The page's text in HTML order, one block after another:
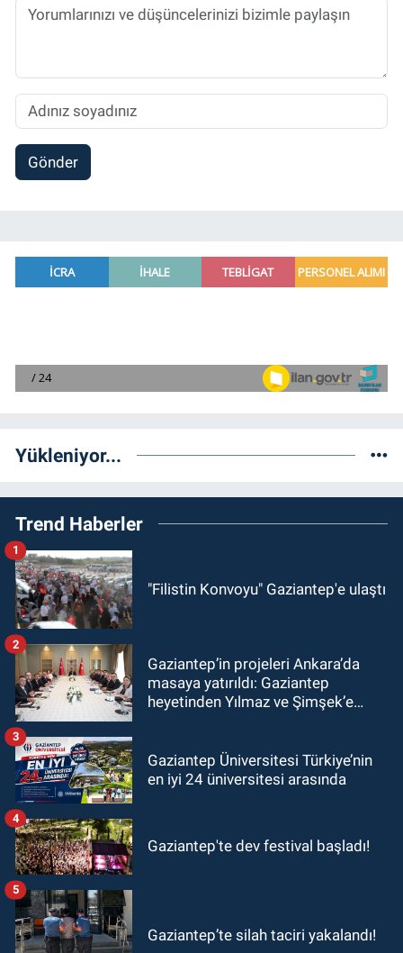
Gönder
Yükleniyor...
Trend Haberler
"Filistin Konvoyu" Gaziantep'e ulaştı
1
Gaziantep’in projeleri Ankara’da
masaya yatırıldı: Gaziantep
heyetinden Yılmaz ve Şimşek’e
2
Gaziantep Üniversitesi Türkiye’nin
en iyi 24 üniversitesi arasında
3
Gaziantep'te dev festival başladı!
4
Gaziantep’te silah taciri yakalandı!
5